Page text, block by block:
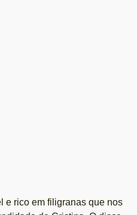
e rico em filigranas que nos